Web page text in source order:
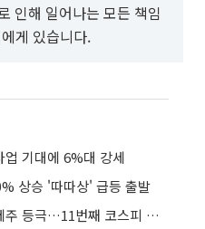
인해 일어나는 모든 책임
게 있습니다.
업 기대에 6%대 강세
상승 '따따상' 급등 출발
삼성전기, '주당 100만원' 황제주 등극…11번째 코스피 황제주로